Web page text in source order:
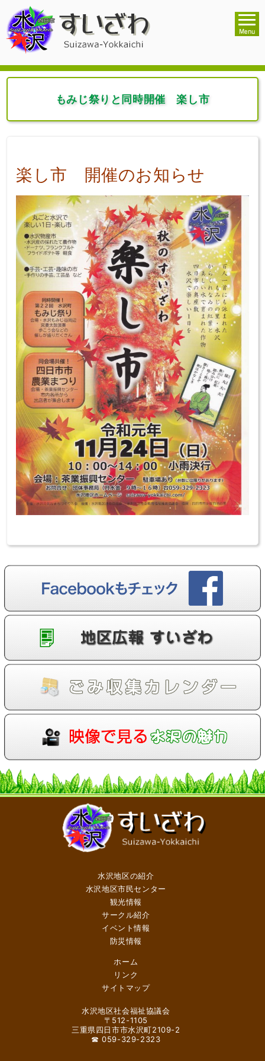
もみじ祭りと同時開催 楽し市
楽し市 開催のお知らせ
水沢地区の紹介
水沢地区市民センター
観光情報
サークル紹介
イベント情報
防災情報
ホーム
リンク
サイトマップ
水沢地区社会福祉協議会
〒512-1105
三重県四日市市水沢町2109-2
☎ 059-329-2323